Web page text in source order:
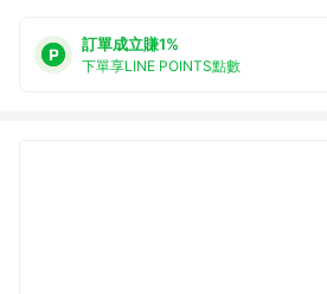
訂單成立賺1%
下單享LINE POINTS點數